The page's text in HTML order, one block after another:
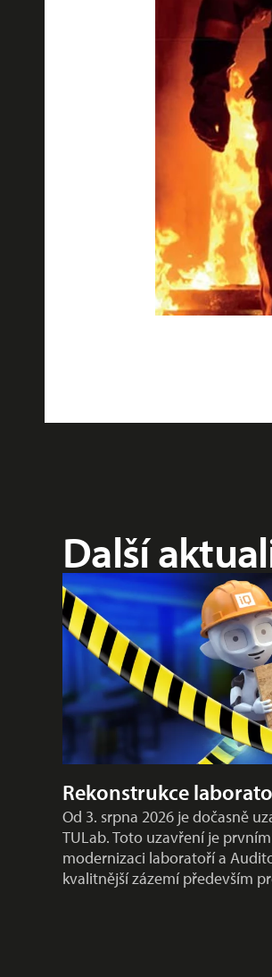
Další
Rekonstrukce
Od 3. srpna 2026 je dočasně
TULab. Toto uzavření je
modernizaci laboratoří a
kvalitnější zázemí především